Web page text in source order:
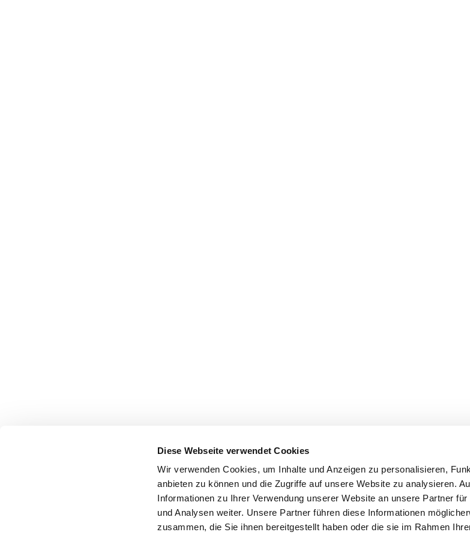
Diese Webseite verwendet Cookies
Wir verwenden Cookies, um Inhalte und Anzeigen zu personalisieren,
anbieten zu können und die Zugriffe auf unsere Website zu analysieren.
Informationen zu Ihrer Verwendung unserer Website an unsere Partner
und Analysen weiter. Unsere Partner führen diese Informationen
zusammen, die Sie ihnen bereitgestellt haben oder die sie im Rahmen